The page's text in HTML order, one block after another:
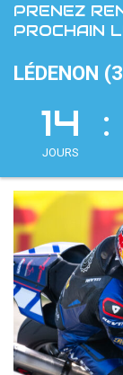
PHOTOS /
PRENEZ
PROCHAIN
LÉDENON
14